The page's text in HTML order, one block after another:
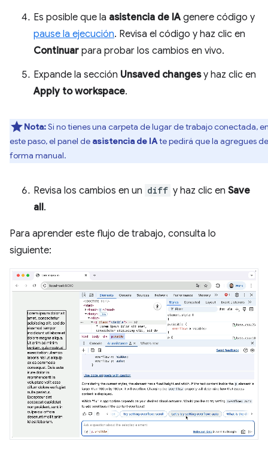
Es posible que la asistencia de IA genere código y
pause la ejecución. Revisa el código y haz clic en
Continuar para probar los cambios en vivo.
Expande la sección Unsaved changesy haz clic en
Apply to workspace.
Nota:Si no tienes una carpeta de lugar de trabajo conectada,
este paso, el panel de asistencia de IAte pedirá que la agregues de
forma manual.
Revisa los cambios en un diff y haz clic en Save
all.
Para aprender este flujo de trabajo, consulta lo
siguiente: